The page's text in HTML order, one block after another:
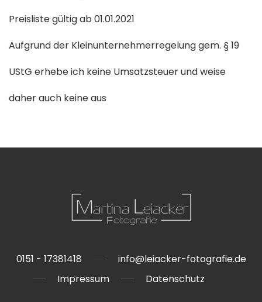
Preisliste gültig ab 01.01.2021
Aufgrund der Kleinunternehmerregelung gem. § 19
UStG erhebe ich keine Umsatzsteuer und weise
daher auch keine aus
0151 - 17381418
info@leiacker-fotografie.de
Impressum
Datenschutz